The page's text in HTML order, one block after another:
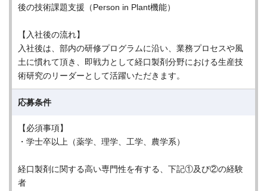
後の技術課題支援（Person in Plant機能）
【入社後の流れ】
入社後は、部内の研修プログラムに沿い、業務プロセスや風
土に慣れて頂き、即戦力として経口製剤分野における生産技
術研究のリーダーとして活躍いただきます。
応募条件
【必須事項】
・学士卒以上（薬学、理学、工学、農学系）
経口製剤に関する高い専門性を有する、下記①及び②の経験
者